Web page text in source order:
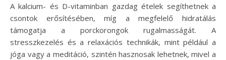
A kalcium- és D-vitaminban gazdag ételek segíthetnek a
csontok erősítésében, míg a megfelelő hidratálás
támogatja a porckorongok rugalmasságát. A
stresszkezelés és a relaxációs technikák, mint például a
jóga vagy a meditáció, szintén hasznosak lehetnek, mivel a